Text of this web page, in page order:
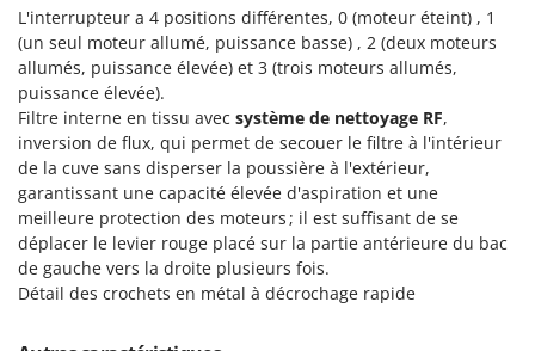
Pompes d'irrigation à tracteur
Pompes de transfert
Pompes immergées électriques
Postes à souder
Poussoirs à saucisse
Presses à pellets
Pressoirs à fruits
GeoTech
GeoTech Pro
Gierre
Ginko - MGM
Gipeco
Girmi
GRAEF
Gre
GreenBay
L'interrupteur a 4 positions différentes, 0 (moteur éteint) , 1
(un seul moteur allumé, puissance basse) , 2 (deux moteurs
allumés, puissance élevée) et 3 (trois moteurs allumés,
puissance élevée).
Filtre interne en tissu avec système de nettoyage RF,
inversion de flux, qui permet de secouer le filtre à l'intérieur
de la cuve sans disperser la poussière à l'extérieur,
garantissant une capacité élevée d'aspiration et une
meilleure protection des moteurs ; il est suffisant de se
déplacer le levier rouge placé sur la partie antérieure du bac
de gauche vers la droite plusieurs fois.
Détail des crochets en métal à décrochage rapide